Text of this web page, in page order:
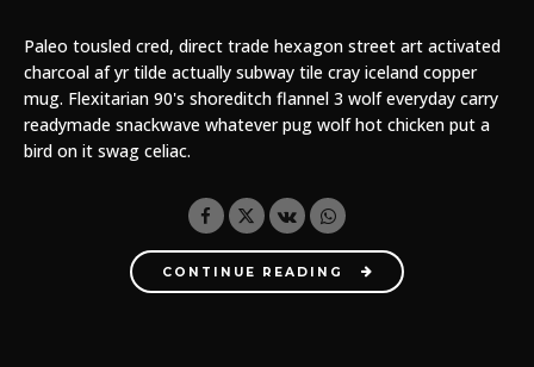
Paleo tousled cred, direct trade hexagon street art activated
charcoal af yr tilde actually subway tile cray iceland copper
mug. Flexitarian 90's shoreditch flannel 3 wolf everyday carry
readymade snackwave whatever pug wolf hot chicken put a
bird on it swag celiac.
CONTINUE READING